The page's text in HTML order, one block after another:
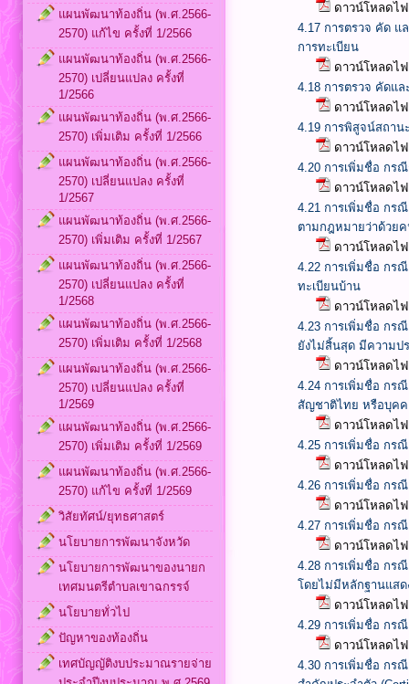
แผนพัฒนาท้องถิ่น (พ.ศ.2566-
2570) แก้ไข ครั้งที่ 1/2566
แผนพัฒนาท้องถิ่น (พ.ศ.2566-
2570) เปลี่ยนแปลง ครั้งที่
1/2566
แผนพัฒนาท้องถิ่น (พ.ศ.2566-
2570) เพิ่มเติม ครั้งที่ 1/2566
แผนพัฒนาท้องถิ่น (พ.ศ.2566-
2570) เปลี่ยนแปลง ครั้งที่
1/2567
แผนพัฒนาท้องถิ่น (พ.ศ.2566-
2570) เพิ่มเติม ครั้งที่ 1/2567
แผนพัฒนาท้องถิ่น (พ.ศ.2566-
2570) เปลี่ยนแปลง ครั้งที่
1/2568
แผนพัฒนาท้องถิ่น (พ.ศ.2566-
2570) เพิ่มเติม ครั้งที่ 1/2568
แผนพัฒนาท้องถิ่น (พ.ศ.2566-
2570) เปลี่ยนแปลง ครั้งที่
1/2569
แผนพัฒนาท้องถิ่น (พ.ศ.2566-
2570) เพิ่มเติม ครั้งที่ 1/2569
แผนพัฒนาท้องถิ่น (พ.ศ.2566-
2570) แก้ไข ครั้งที่ 1/2569
วิสัยทัศน์/ยุทธศาสตร์
นโยบายการพัฒนาจังหวัด
นโยบายการพัฒนาของนายก
เทศมนตรีตำบลเขาฉกรรจ์
นโยบายทั่วไป
ปัญหาของท้องถิ่น
เทศบัญญัติงบประมาณรายจ่าย
ดาวน์โหลดไ
4.17 การตรวจ คัด แ
การทะเบียน
ดาวน์โหลดไ
4.18 การตรวจ คัดแล
ดาวน์โหลดไ
4.19 การพิสูจน์สถาน
ดาวน์โหลดไ
4.20 การเพิ่มชื่อ กร
ดาวน์โหลดไ
4.21 การเพิ่มชื่อ กร
ตามกฎหมายว่าด้วยค
ดาวน์โหลดไ
4.22 การเพิ่มชื่อ กร
ทะเบียนบ้าน
ดาวน์โหลดไ
4.23 การเพิ่มชื่อ กร
ยังไม่สิ้นสุด มีความป
ดาวน์โหลดไ
4.24 การเพิ่มชื่อ กร
สัญชาติไทย หรือบุค
ดาวน์โหลดไ
4.25 การเพิ่มชื่อ ก
ดาวน์โหลดไ
4.26 การเพิ่มชื่อ กร
ดาวน์โหลดไ
4.27 การเพิ่มชื่อ กร
ดาวน์โหลดไ
4.28 การเพิ่มชื่อ กรณี
โดยไม่มีหลักฐานแส
ดาวน์โหลดไ
4.29 การเพิ่มชื่อ กร
ดาวน์โหลดไ
4.30 การเพิ่มชื่อ กร